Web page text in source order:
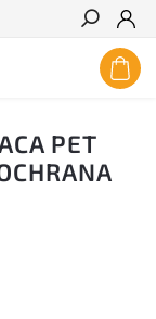
Hľadať
PET